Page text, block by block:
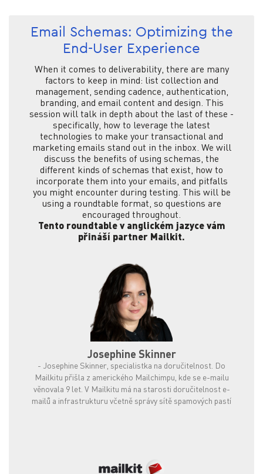
Email Schemas: Optimizing the
End-User Experience
When it comes to deliverability, there are many
factors to keep in mind: list collection and
management, sending cadence, authentication,
branding, and email content and design. This
session will talk in depth about the last of these -
specifically, how to leverage the latest
technologies to make your transactional and
marketing emails stand out in the inbox. We will
discuss the benefits of using schemas, the
different kinds of schemas that exist, how to
incorporate them into your emails, and pitfalls
you might encounter during testing. This will be
using a roundtable format, so questions are
encouraged throughout.
Tento roundtable v anglickém jazyce vám
přináší partner Mailkit.
Josephine Skinner
- Josephine Skinner, specialistka na doručitelnost. Do
Mailkitu přišla z amerického Mailchimpu, kde se e-mailu
věnovala 9 let. V Mailkitu má na starosti doručitelnost e-
mailů a infrastrukturu včetně správy sítě spamových pastí